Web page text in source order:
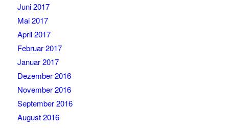
Juni 2017
Mai 2017
April 2017
Februar 2017
Januar 2017
Dezember 2016
November 2016
September 2016
August 2016